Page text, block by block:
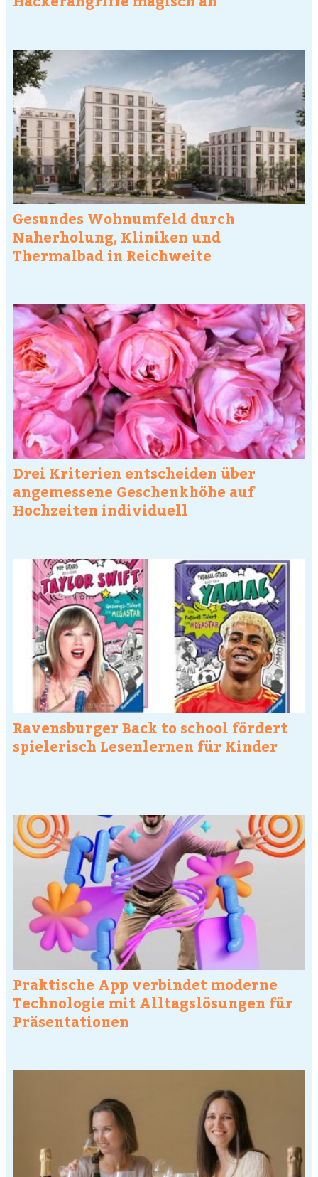
Gesundes Wohnumfeld durch
Naherholung, Kliniken und
Thermalbad in Reichweite
Drei Kriterien entscheiden über
angemessene Geschenkhöhe auf
Hochzeiten individuell
Ravensburger Back to school fördert
spielerisch Lesenlernen für Kinder
Praktische App verbindet moderne
Technologie mit Alltagslösungen für
Präsentationen